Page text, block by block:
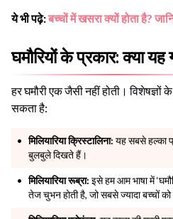
ये भी पढ़े:बच्चों में खसरा क्यों होता है?
घमौरियों के प्रकार: क्या यह
हर घमौरी एक जैसी नहीं होती। विशेषज्ञों
सकता है:
मिलियारिया क्रिस्टालिना: यह सबसे हल्का
बुलबुले दिखते हैं।
मिलियारिया रूब्रा: इसे हम आम भाषा में
तेज चुभन होती है, जो सबसे ज्यादा बच्चों को